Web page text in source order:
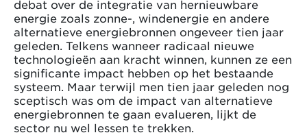
debat over de integratie van hernieuwbare
energie zoals zonne-, windenergie en andere
alternatieve energiebronnen ongeveer tien jaar
geleden. Telkens wanneer radicaal nieuwe
technologieën aan kracht winnen, kunnen ze een
significante impact hebben op het bestaande
systeem. Maar terwijl men tien jaar geleden nog
sceptisch was om de impact van alternatieve
energiebronnen te gaan evalueren, lijkt de
sector nu wel lessen te trekken.